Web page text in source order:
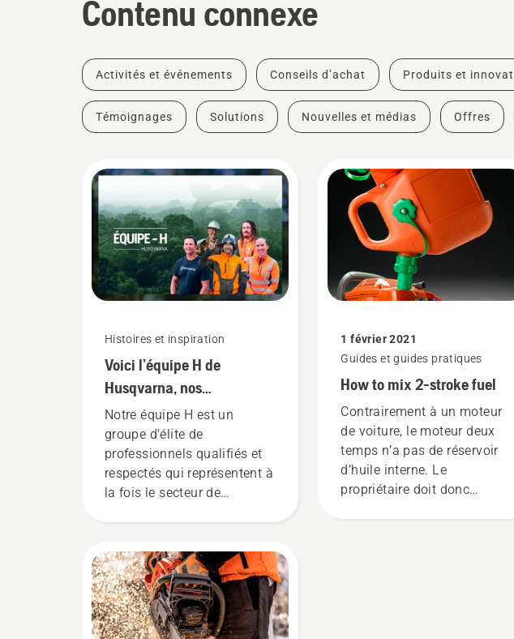
Contenu connexe
Activités et événements Conseils d’achat Produits et
Témoignages Solutions Nouvelles et médias Offres
Histoires et inspiration
Voici l’équipe H de
Husqvarna, nos
utilisateurs les plus
exigeants
Notre équipe H est un
groupe d'élite de
professionnels qualifiés et
respectés qui représentent à
la fois le secteur de
nous travaillons à faire
progresser ces disciplines
vers un avenir plus sûr et
plus durable grâce à des
produits conçus pour les
1 février 2021
Guides et guides pratiques
How to mix 2-stroke fuel
Contrairement à un moteur
de voiture, le moteur deux
temps n’a pas de réservoir
d’huile interne. Le
propriétaire doit donc